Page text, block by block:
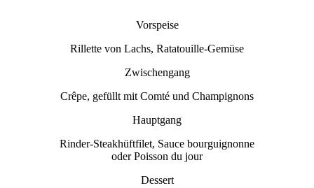
Vorspeise
Rillette von Lachs, Ratatouille-Gemüse
Zwischengang
Crêpe, gefüllt mit Comté und Champignons
Hauptgang
Rinder-Steakhüftfilet, Sauce bourguignonne
oder Poisson du jour
Dessert